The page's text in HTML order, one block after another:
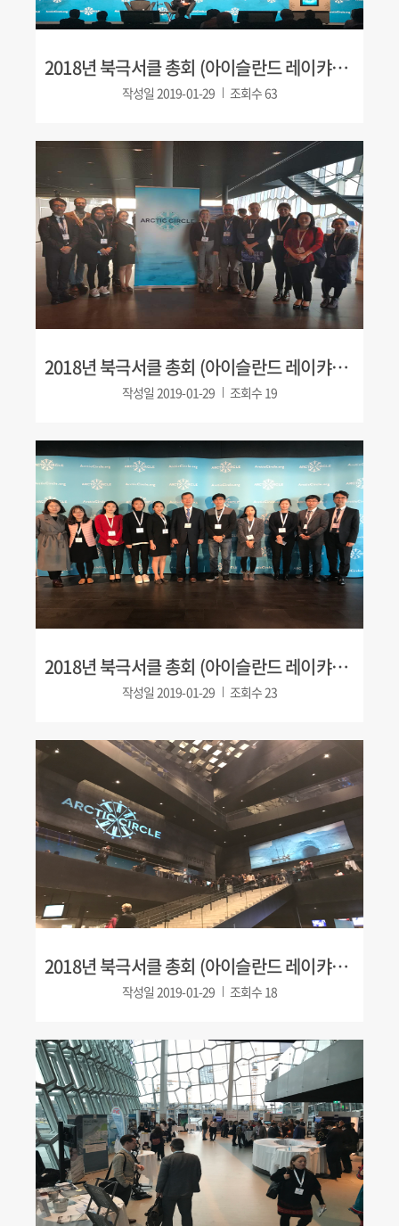
2018년 북극서클 총회 (아이슬란드 레이캬비크)
작성일 2019-01-29 조회수63
2018년 북극서클 총회 (아이슬란드 레이캬비크)
작성일 2019-01-29 조회수 19
2018년 북극서클 총회 (아이슬란드 레이캬비크)
작성일 2019-01-29 조회수23
2018년 북극서클 총회 (아이슬란드 레이캬비크)
작성일 2019-01-29 조회수 18